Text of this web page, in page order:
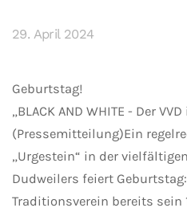
29. April 2024
Geburtstag!
„BLACK AND WHITE - Der
(Pressemitteilung)Ein
„Urgestein“ in der
Dudweilers feiert
Traditionsverein bereits sein